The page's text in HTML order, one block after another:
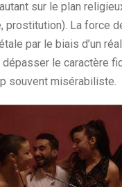
sur le plan
prostitution). La force
par le biais d’un
dépasser le caractère
souvent misérabiliste.